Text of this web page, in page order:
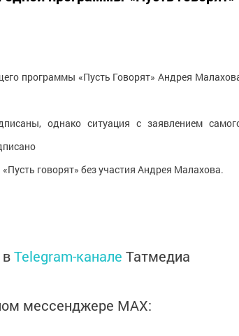
программы «Пусть Говорят» Андрея
однако ситуация с заявлением
говорят» без участия Андрея Малахова.
Telegram-канале Татмедиа
мессенджере MАХ: